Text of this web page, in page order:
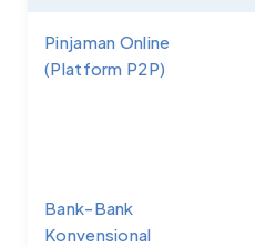
Pinjaman Online
(Platform P2P)
Bank-Bank
Konvensional